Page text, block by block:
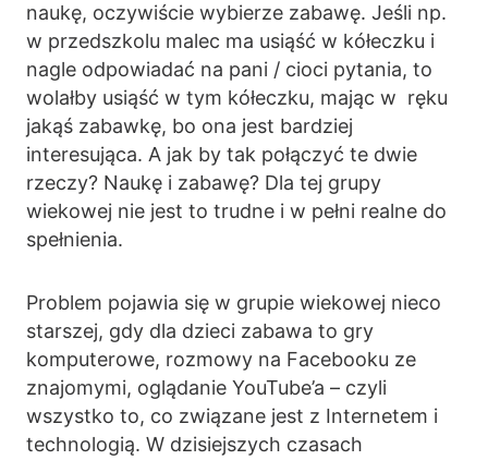
naukę, oczywiście wybierze zabawę. Jeśli np.
w przedszkolu malec ma usiąść w kółeczku i
nagle odpowiadać na pani / cioci pytania, to
wolałby usiąść w tym kółeczku, mając w ręku
jakąś zabawkę, bo ona jest bardziej
interesująca. A jak by tak połączyć te dwie
rzeczy? Naukę i zabawę? Dla tej grupy
wiekowej nie jest to trudne i w pełni realne do
spełnienia.
Problem pojawia się w grupie wiekowej nieco
starszej, gdy dla dzieci zabawa to gry
komputerowe, rozmowy na Facebooku ze
znajomymi, oglądanie YouTube’a – czyli
wszystko to, co związane jest z Internetem i
technologią. W dzisiejszych czasach